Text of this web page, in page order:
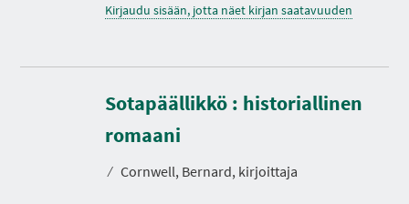
Kirjaudu sisään, jotta näet kirjan saatavuuden
Sotapäällikkö : historiallinen
romaani
⁄ Cornwell, Bernard, kirjoittaja
K
e
s
t